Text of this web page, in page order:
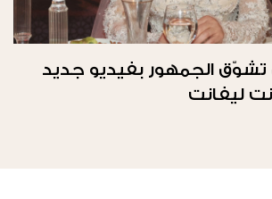
الجمهور بفيديو جديد
ليفانت